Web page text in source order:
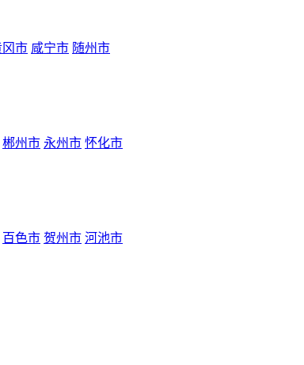
冈市 咸宁市 随州市
郴州市 永州市 怀化市
百色市 贺州市 河池市